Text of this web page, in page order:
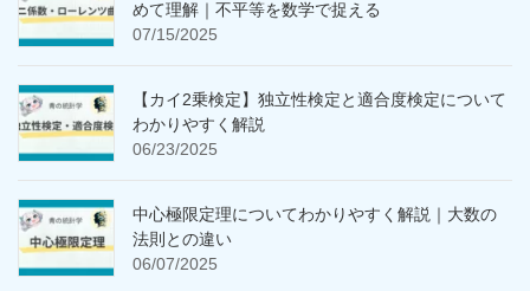
めて理解｜不平等を数学で捉える
07/15/2025
【カイ2乗検定】独立性検定と適合度検定について
わかりやすく解説
06/23/2025
中心極限定理についてわかりやすく解説｜大数の
法則との違い
06/07/2025